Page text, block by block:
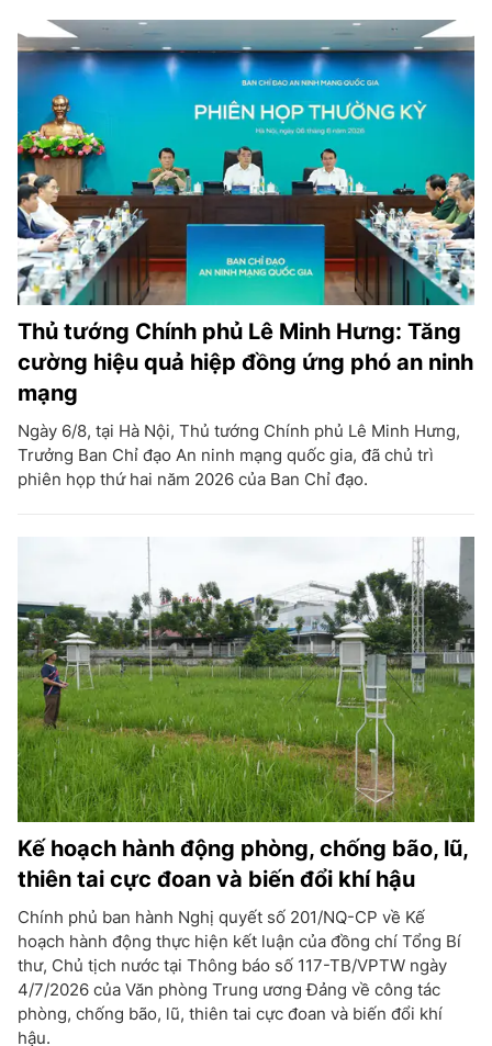
Thủ tướng Chính phủ Lê Minh Hưng: Tăng
cường hiệu quả hiệp đồng ứng phó an ninh
mạng
Ngày 6/8, tại Hà Nội, Thủ tướng Chính phủ Lê Minh Hưng,
Trưởng Ban Chỉ đạo An ninh mạng quốc gia, đã chủ trì
phiên họp thứ hai năm 2026 của Ban Chỉ đạo.
Kế hoạch hành động phòng, chống bão, lũ,
thiên tai cực đoan và biến đổi khí hậu
Chính phủ ban hành Nghị quyết số 201/NQ-CP về Kế
hoạch hành động thực hiện kết luận của đồng chí Tổng Bí
thư, Chủ tịch nước tại Thông báo số 117-TB/VPTW ngày
4/7/2026 của Văn phòng Trung ương Đảng về công tác
phòng, chống bão, lũ, thiên tai cực đoan và biến đổi khí
hậu.